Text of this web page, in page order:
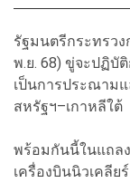
รัฐมนตรีกระทรว
พ.ย. 68) ขู่จะปฏิบั
เป็นการประณาม
สหรัฐฯ–เกาหลีใต้
พร้อมกันนี้ในแถลง
เครื่องบินนิวเคลีย